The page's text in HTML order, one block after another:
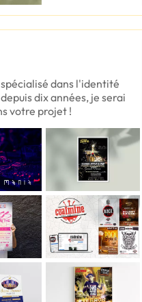
dans l'identité
dix années, je serai
votre projet !